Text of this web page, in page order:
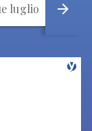
luglio